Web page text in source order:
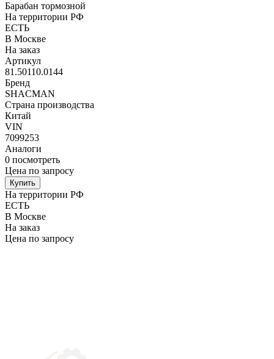
Барабан тормозной
На территории РФ
ЕСТЬ
В Москве
На заказ
Артикул
81.50110.0144
Бренд
SHACMAN
Страна производства
Китай
VIN
7099253
Аналоги
0 посмотреть
Цена по запросу
Купить
На территории РФ
ЕСТЬ
В Москве
На заказ
Цена по запросу